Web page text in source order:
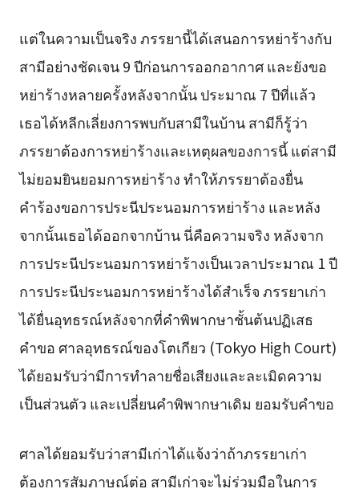
แต่ในความเป็นจริง ภรรยานี้ได้เสนอการหย่าร้างกับ
สามีอย่างชัดเจน 9 ปีก่อนการออกอากาศ และยังขอ
หย่าร้างหลายครั้งหลังจากนั้น ประมาณ 7 ปีที่แล้ว
เธอได้หลีกเลี่ยงการพบกับสามีในบ้าน สามีก็รู้ว่า
ภรรยาต้องการหย่าร้างและเหตุผลของการนี้ แต่สามี
ไม่ยอมยินยอมการหย่าร้าง ทำให้ภรรยาต้องยื่น
คำร้องขอการประนีประนอมการหย่าร้าง และหลัง
จากนั้นเธอได้ออกจากบ้าน นี่คือความจริง หลังจาก
การประนีประนอมการหย่าร้างเป็นเวลาประมาณ 1 ปี
การประนีประนอมการหย่าร้างได้สำเร็จ ภรรยาเก่า
ได้ยื่นอุทธรณ์หลังจากที่คำพิพากษาชั้นต้นปฏิเสธ
คำขอ ศาลอุทธรณ์ของโตเกียว (Tokyo High Court)
ได้ยอมรับว่ามีการทำลายชื่อเสียงและละเมิดความ
เป็นส่วนตัว และเปลี่ยนคำพิพากษาเดิม ยอมรับคำขอ
ศาลได้ยอมรับว่าสามีเก่าได้แจ้งว่าถ้าภรรยาเก่า
ต้องการสัมภาษณ์ต่อ สามีเก่าจะไม่ร่วมมือในการ